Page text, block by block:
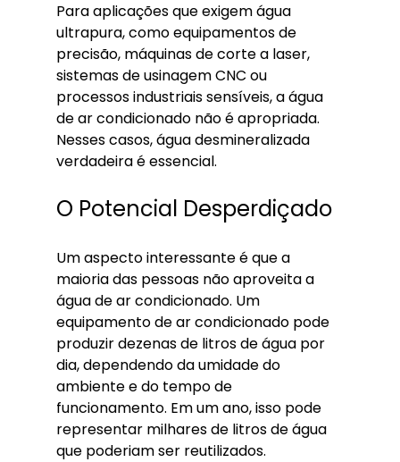
Para aplicações que exigem água
ultrapura, como equipamentos de
precisão, máquinas de corte a laser,
sistemas de usinagem CNC ou
processos industriais sensíveis, a água
de ar condicionado não é apropriada.
Nesses casos, água desmineralizada
verdadeira é essencial.
O Potencial Desperdiçado
Um aspecto interessante é que a
maioria das pessoas não aproveita a
água de ar condicionado. Um
equipamento de ar condicionado pode
produzir dezenas de litros de água por
dia, dependendo da umidade do
ambiente e do tempo de
funcionamento. Em um ano, isso pode
representar milhares de litros de água
que poderiam ser reutilizados.